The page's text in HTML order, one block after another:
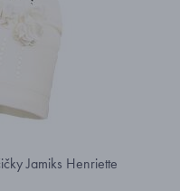
Jamiks Henriette